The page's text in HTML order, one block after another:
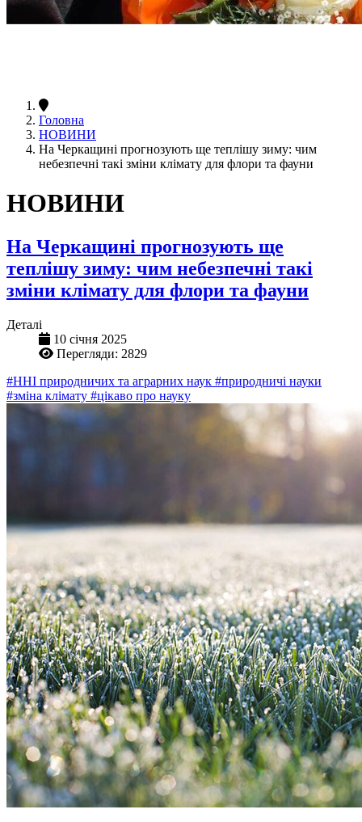
Головна
НОВИНИ
На Черкащині прогнозують ще теплішу зиму: чим
небезпечні такі зміни клімату для флори та фауни
НОВИНИ
На Черкащині прогнозують ще
теплішу зиму: чим небезпечні такі
зміни клімату для флори та фауни
Деталі
10 січня 2025
Перегляди: 2829
#ННІ природничих та аграрних наук #природничі науки
#зміна клімату #цікаво про науку